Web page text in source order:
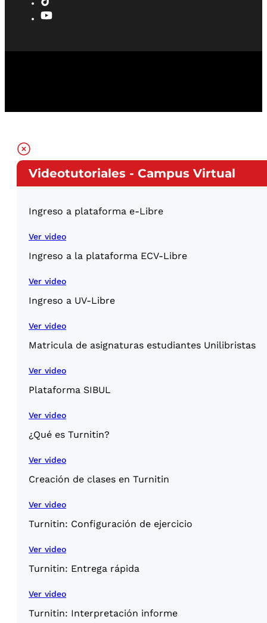
Videotutoriales - Campus Virtual
Ingreso a plataforma e-Libre
Ver video
Ingreso a la plataforma ECV-Libre
Ver video
Ingreso a UV-Libre
Ver video
Matricula de asignaturas estudiantes Unilibristas
Ver video
Plataforma SIBUL
Ver video
¿Qué es Turnitin?
Ver video
Creación de clases en Turnitin
Ver video
Turnitin: Configuración de ejercicio
Ver video
Turnitin: Entrega rápida
Ver video
Turnitin: Interpretación informe